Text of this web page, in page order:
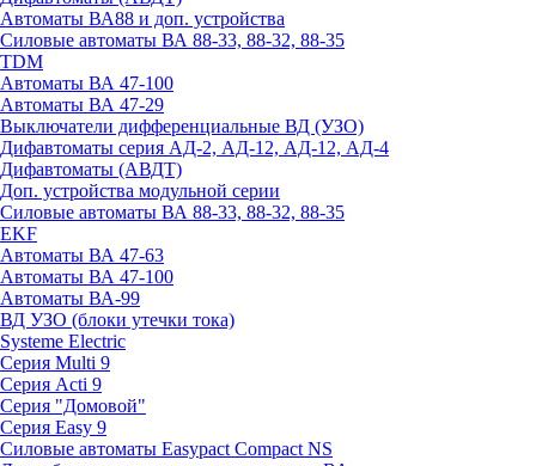
Автоматы ВА88 и доп. устройства
Силовые автоматы ВА 88-33, 88-32, 88-35
TDM
Автоматы ВА 47-100
Автоматы ВА 47-29
Выключатели дифференциальные ВД (УЗО)
Дифавтоматы серия АД-2, АД-12, АД-12, АД-4
Дифавтоматы (АВДТ)
Доп. устройства модульной серии
Силовые автоматы ВА 88-33, 88-32, 88-35
EKF
Автоматы ВА 47-63
Автоматы ВА 47-100
Автоматы ВА-99
ВД УЗО (блоки утечки тока)
Systeme Electric
Серия Multi 9
Серия Acti 9
Серия "Домовой"
Серия Easy 9
Силовые автоматы Easypact Compact NS